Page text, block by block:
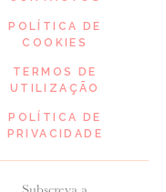
POLÍTICA DE
COOKIES
TERMOS DE
UTILIZAÇÃO
POLÍTICA DE
PRIVACIDADE